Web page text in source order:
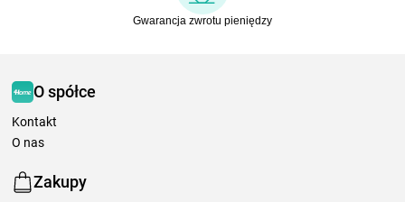
Gwarancja zwrotu pieniędzy
O spółce
Kontakt
O nas
Zakupy